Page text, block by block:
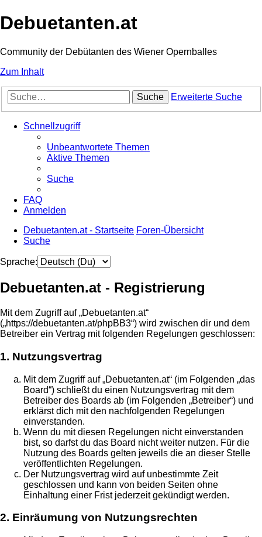
Debuetanten.at
Community der Debütanten des Wiener Opernballes
Zum Inhalt
Suche Erweiterte Suche
Schnellzugriff
Unbeantwortete Themen
Aktive Themen
Suche
FAQ
Anmelden
Debuetanten.at - Startseite Foren-Übersicht
Suche
Sprache:
Debuetanten.at - Registrierung
Mit dem Zugriff auf „Debuetanten.at“
(„https://debuetanten.at/phpBB3“) wird zwischen dir und dem
Betreiber ein Vertrag mit folgenden Regelungen geschlossen:
1. Nutzungsvertrag
Mit dem Zugriff auf „Debuetanten.at“ (im Folgenden „das
Board“) schließt du einen Nutzungsvertrag mit dem
Betreiber des Boards ab (im Folgenden „Betreiber“) und
erklärst dich mit den nachfolgenden Regelungen
einverstanden.
Wenn du mit diesen Regelungen nicht einverstanden
bist, so darfst du das Board nicht weiter nutzen. Für die
Nutzung des Boards gelten jeweils die an dieser Stelle
veröffentlichten Regelungen.
Der Nutzungsvertrag wird auf unbestimmte Zeit
geschlossen und kann von beiden Seiten ohne
Einhaltung einer Frist jederzeit gekündigt werden.
2. Einräumung von Nutzungsrechten